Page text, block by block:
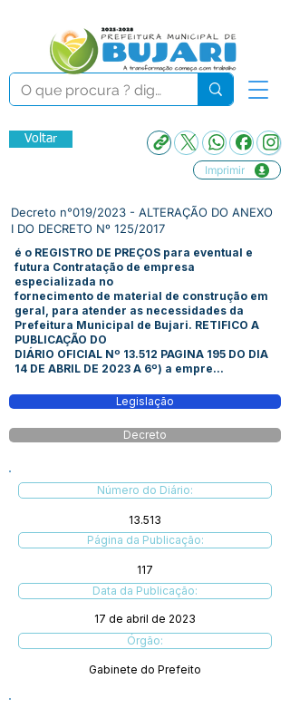
Voltar
Imprimir
Decreto n°019/2023 - ALTERAÇÃO DO ANEXO
I DO DECRETO Nº 125/2017
é o REGISTRO DE PREÇOS para eventual e
futura Contratação de empresa
especializada no
fornecimento de material de construção em
geral, para atender as necessidades da
Prefeitura Municipal de Bujari. RETIFICO A
PUBLICAÇÃO DO
DIÁRIO OFICIAL Nº 13.512 PAGINA 195 DO DIA
14 DE ABRIL DE 2023 A 6º) a empre...
Legislação
Decreto
Número do Diário:
13.513
Página da Publicação:
117
Data da Publicação:
17 de abril de 2023
Órgão:
Gabinete do Prefeito